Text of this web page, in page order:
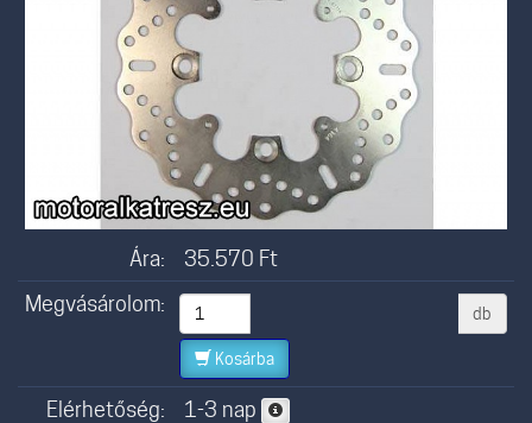
Ára: 35.570 Ft
Megvásárolom:
db
Kosárba
Elérhetőség: 1-3 nap